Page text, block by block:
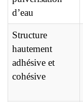
d’eau
Structure
hautement
adhésive et
cohésive